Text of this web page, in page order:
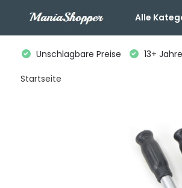
Alle
Unschlagbare Preise 13+
Startseite